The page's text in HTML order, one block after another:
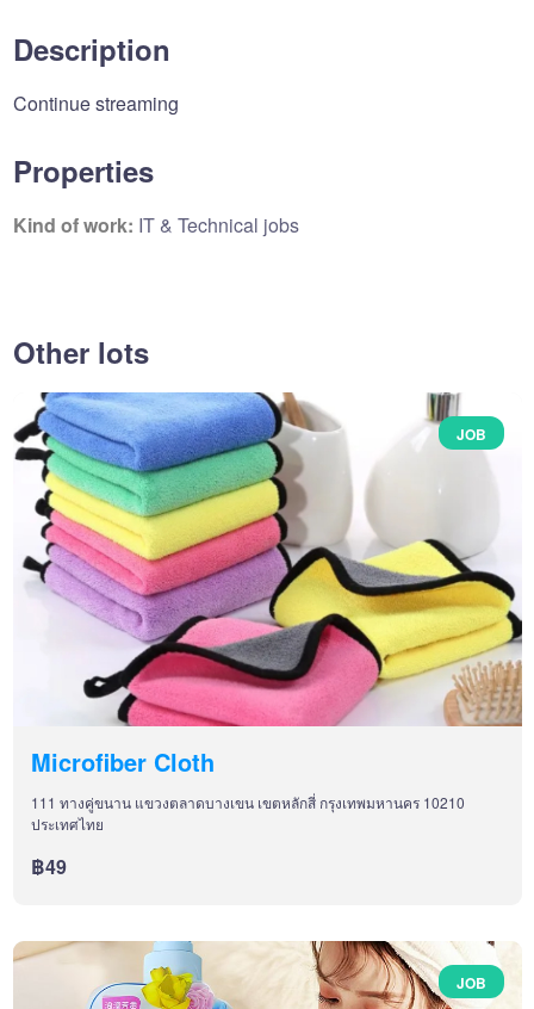
Description
Continue streaming
Properties
Kind of work: IT & Technical jobs
Other lots
JOB
Microfiber Cloth
111 ทางคู่ขนาน แขวงตลาดบางเขน เขตหลักสี่ กรุงเทพมหานคร 10210
ประเทศไทย
฿49
JOB